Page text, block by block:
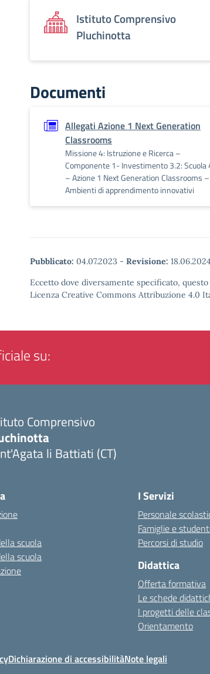
Istituto Comprensivo
Pluchinotta
Documenti
Allegati Azione 1 Next Generation
Classrooms
Missione 4: Istruzione e Ricerca –
Componente 1- Investimento 3.2: Scuola
– Azione 1 Next Generation Classrooms –
Ambienti di apprendimento innovativi
Pubblicato: 04.07.2023 - Revisione: 18.06.2024
Eccetto dove diversamente specificato,
Licenza Creative Commons Attribuzione 4.0
su:
Comprensivo
li Battiati (CT)
scuola
scuola
I Servizi
Personale
Famiglie e studenti
Percorsi di studio
Didattica
Offerta formativa
Le schede
I progetti delle
Orientamento
Dichiarazione di accessibilitàNote legali